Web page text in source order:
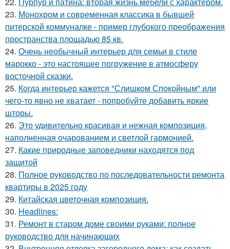
23. Монохром и современная классика в бывшей
питерской коммуналке - пример глубокого преображения
пространства площадью 85 кв.
24. Очень необычный интерьер для семьи в стиле
марокко - это настоящее погружение в атмосферу
восточной сказки.
25. Когда интерьер кажется "Слишком Спокойным" или
чего-то явно не хватает - попробуйте добавить яркие
шторы.
26. Это удивительно красивая и нежная композиция,
наполненная очарованием и светлой гармонией.
27. Какие природные заповедники находятся под
защитой
28. Полное руководство по последовательности ремонта
квартиры в 2025 году
29. Китайская цветочная композиция.
30. Headlines:
31. Ремонт в старом доме своими руками: полное
руководство для начинающих